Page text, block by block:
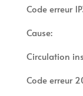
Code erreur
Cause:
Circulation
Code erreur